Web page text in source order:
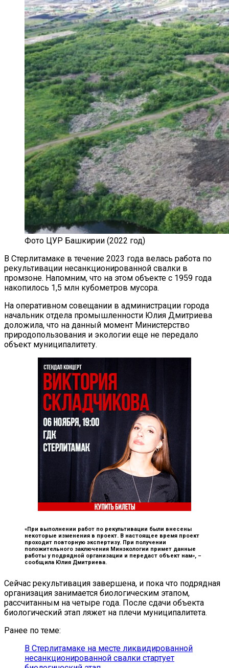
Фото ЦУР Башкирии (2022 год)
В Стерлитамаке в течение 2023 года велась работа по
рекультивации несанкционированной свалки в
промзоне. Напомним, что на этом объекте с 1959 года
накопилось 1,5 млн кубометров мусора.
На оперативном совещании в администрации города
начальник отдела промышленности Юлия Дмитриева
доложила, что на данный момент Министерство
природопользования и экологии еще не передало
объект муниципалитету.
«При выполнении работ по рекультивации были внесены
некоторые изменения в проект. В настоящее время проект
проходит повторную экспертизу. При получении
положительного заключения Минэкологии примет данные
работы у подрядной организации и передаст объект нам», –
сообщила Юлия Дмитриева.
Сейчас рекультивация завершена, и пока что подрядная
организация занимается биологическим этапом,
рассчитанным на четыре года. После сдачи объекта
биологический этап ляжет на плечи муниципалитета.
Ранее по теме:
В Стерлитамаке на месте ликвидированной
несанкционированной свалки стартует